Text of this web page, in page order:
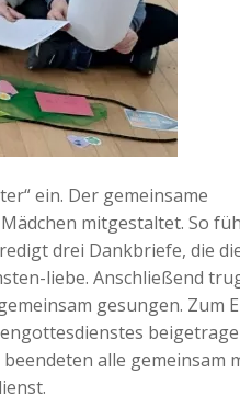
ein. Der gemeinsame
mitgestaltet. So
drei Dankbriefe, die
liebe. Anschließend
gesungen. Zum
alle gemeinsam